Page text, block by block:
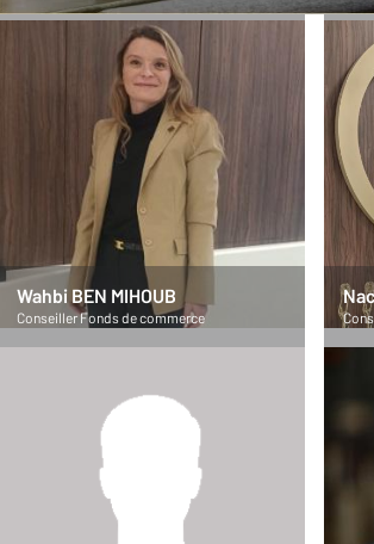
Wahbi BEN MIHOUB
Conseiller Fonds de commerce